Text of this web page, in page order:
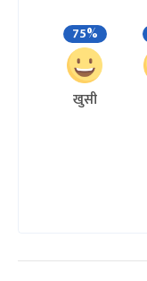
75%
खुसी